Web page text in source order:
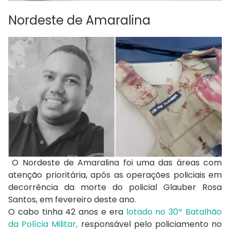
Nordeste de Amaralina
O Nordeste de Amaralina foi uma das áreas com
atenção prioritária, após as operações policiais em
decorrência da morte do policial Glauber Rosa
Santos, em fevereiro deste ano.
O cabo tinha 42 anos e eralotado no 30º Batalhão
da Polícia Militar, responsável pelo policiamento no